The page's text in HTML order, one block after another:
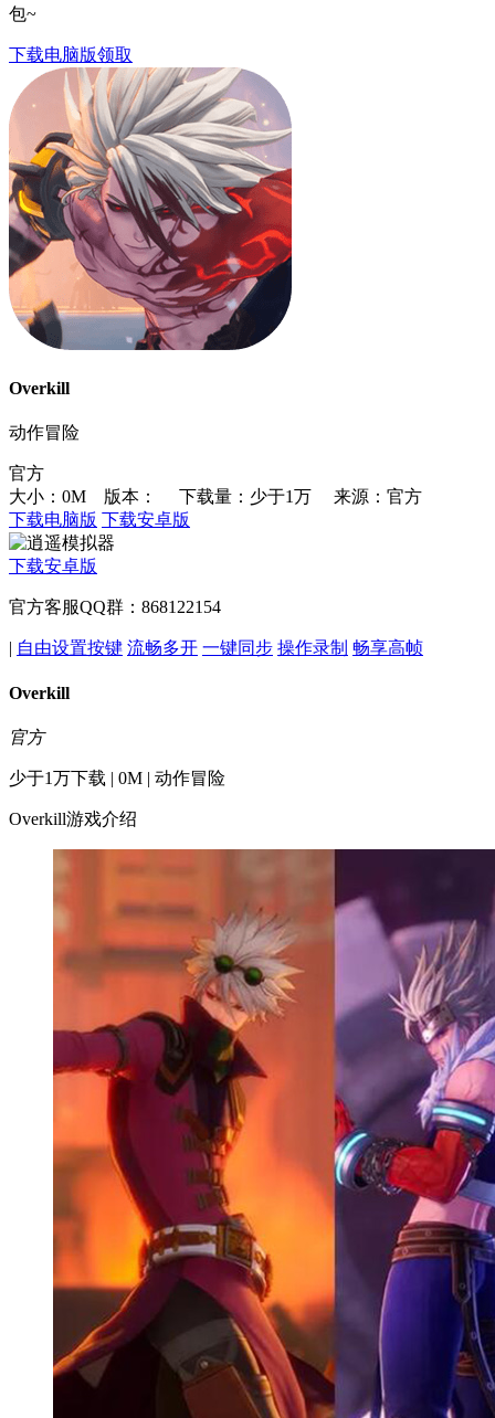
包~
下载电脑版领取
Overkill
动作冒险
官方
大小：0M 版本：
下载量：少于1万
来源：官方
下载电脑版 下载安卓版
下载安卓版
官方客服QQ群：868122154
| 自由设置按键 流畅多开 一键同步 操作录制 畅享高帧
Overkill
官方
少于1万下载 | 0M | 动作冒险
Overkill游戏介绍